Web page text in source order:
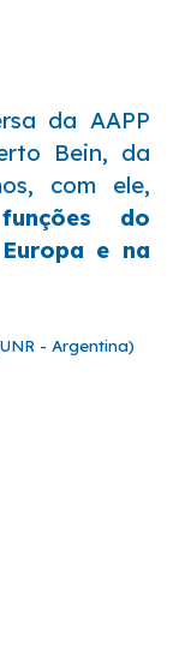
da AAPP
Bein, da
com ele,
do
e na
- Argentina)